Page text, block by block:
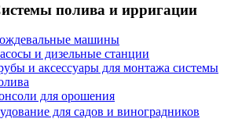
полива и ирригации
машины
и дизельные станции
и аксессуары для монтажа системы
для орошения
для садов и виноградников